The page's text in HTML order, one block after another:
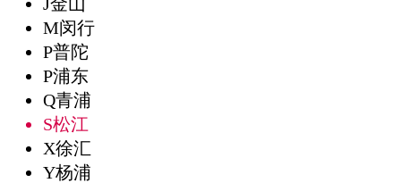
M闵行
P普陀
P浦东
Q青浦
S松江
X徐汇
Y杨浦